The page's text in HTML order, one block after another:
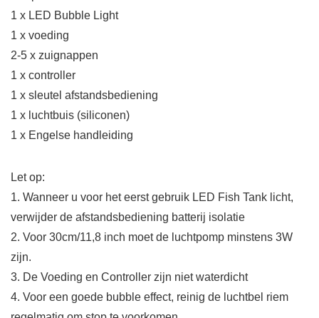
1 x LED Bubble Light
1 x voeding
2-5 x zuignappen
1 x controller
1 x sleutel afstandsbediening
1 x luchtbuis (siliconen)
1 x Engelse handleiding
Let op:
1. Wanneer u voor het eerst gebruik LED Fish Tank licht,
verwijder de afstandsbediening batterij isolatie
2. Voor 30cm/11,8 inch moet de luchtpomp minstens 3W
zijn.
3. De Voeding en Controller zijn niet waterdicht
4. Voor een goede bubble effect, reinig de luchtbel riem